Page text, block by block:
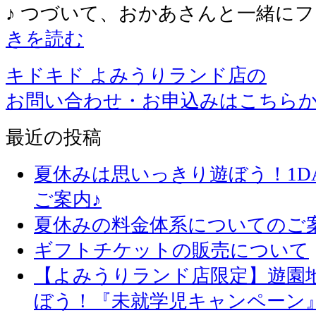
♪ つづいて、おかあさんと一緒に
きを読む
キドキド よみうりランド店の
お問い合わせ・お申込みはこちら
最近の投稿
夏休みは思いっきり遊ぼう！
ご案内♪
夏休みの料金体系についてのご
ギフトチケットの販売について
【よみうりランド店限定】遊
ぼう！『未就学児キャンペーン